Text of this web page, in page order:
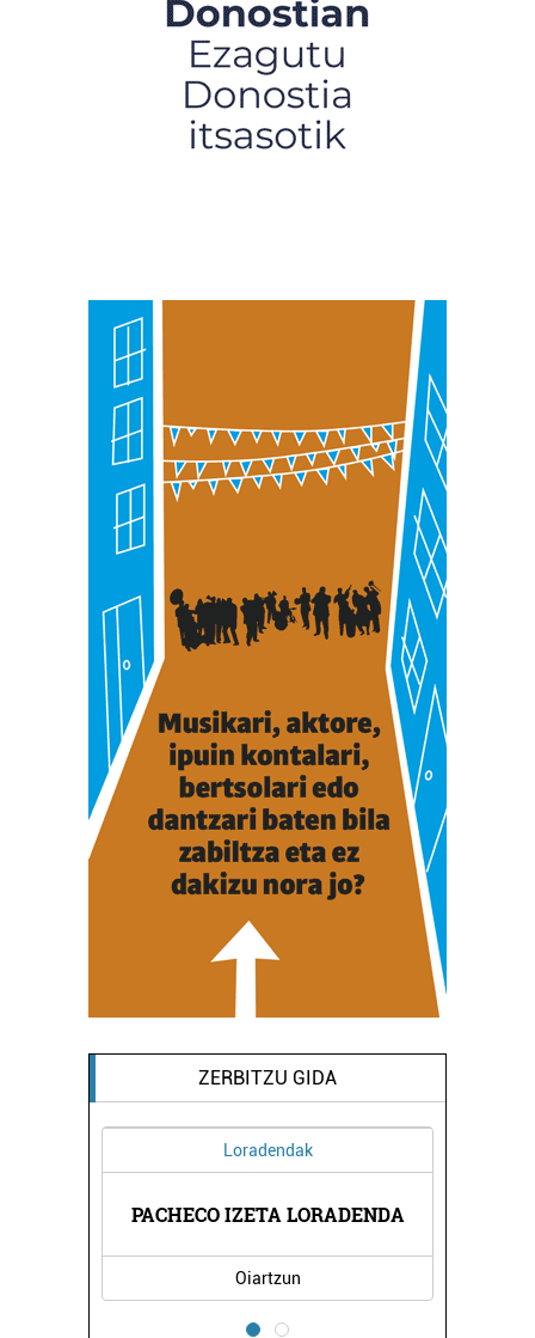
ZERBITZU GIDA
Loradendak
PACHECO IZETA LORADENDA
Oiartzun